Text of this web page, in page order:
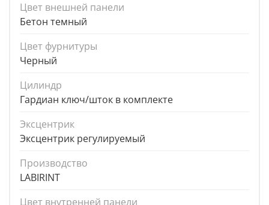
Цвет внешней панели
Бетон темный
Цвет фурнитуры
Черный
Цилиндр
Гардиан ключ/шток в комплекте
Эксцентрик
Эксцентрик регулируемый
Производство
LABIRINT
Цвет внутренней панели